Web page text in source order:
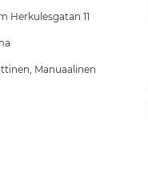
Herkulesgatan 11
Manuaalinen